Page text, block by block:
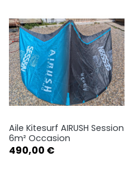
Aile Kitesurf AIRUSH Session
6m² Occasion
Prix
490,00 €